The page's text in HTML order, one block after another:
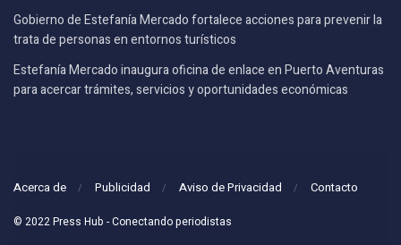
Gobierno de Estefanía Mercado fortalece acciones para prevenir la
trata de personas en entornos turísticos
Estefanía Mercado inaugura oficina de enlace en Puerto Aventuras
para acercar trámites, servicios y oportunidades económicas
Acerca de Publicidad Aviso de Privacidad Contacto
© 2022 Press Hub - Conectando periodistas